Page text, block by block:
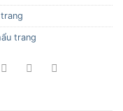
trang